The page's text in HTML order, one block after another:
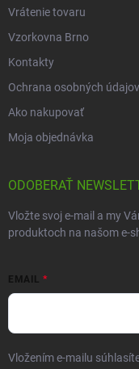
Vrátenie tovaru
Vzorkovna Brno
Kontakty
Ochrana osobných údajov
Ako nakupovať
Moja objednávka
ODOBERAŤ
Vložte svoj e-mail a my
produktoch na našom e-
EMAIL
Vložením e-mailu